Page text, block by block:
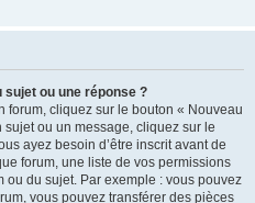
ou une réponse ?
forum, cliquez sur le bouton « Nouveau
ou un message, cliquez sur le
ayez besoin d’être inscrit avant de
forum, une liste de vos permissions
ou du sujet. Par exemple : vous pouvez
vous pouvez transférer des pièces